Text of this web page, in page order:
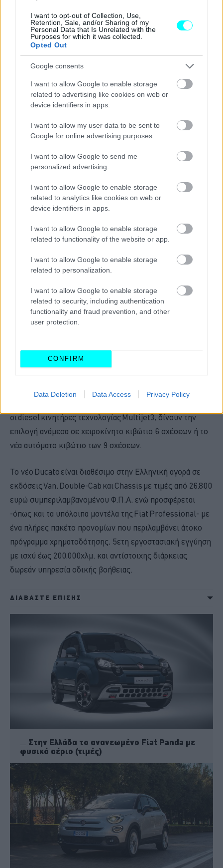
I want to opt-out of Collection, Use,
Retention, Sale, and/or Sharing of my
Personal Data that Is Unrelated with the
Purposes for which it was collected.
Opted Out
Google consents
I want to allow Google to enable storage
related to advertising like cookies on web or
device identifiers in apps.
I want to allow my user data to be sent to
Google for online advertising purposes.
I want to allow Google to send me
personalized advertising.
I want to allow Google to enable storage
related to analytics like cookies on web or
device identifiers in apps.
I want to allow Google to enable storage
related to functionality of the website or app.
I want to allow Google to enable storage
related to personalization.
I want to allow Google to enable storage
related to security, including authentication
functionality and fraud prevention, and other
user protection.
CONFIRM
Data Deletion Data Access Privacy Policy
Η συνολική αναβάθμιση του μοντέλου περιλαμβάνει και
την εφαρμογή κινητήρων προδιαγραφών Euro6D-Final για
ακόμα μεγαλύτερη αποδοτικότητα χωρίς κανένα
συμβιβασμό στον τομέα της αξιοπιστίας και του κόστους
οι diesel κινητήρες τεχνολογίας Multijet3, δίνουν την
επιλογή ανάμεσα σε χειροκίνητο κιβώτιο 6 σχέσεων ή το
νέα αυτόματο κιβώτιο των 9 σχέσεων.
Το νέο Ducato είναι διαθέσιμο στην Ελληνική αγορά σε
εκδόσεις Van, Double-Cab και Chassis με τιμές από 26.800
ευρώ συμπεριλαμβανομένου Φ.Π.Α, ενώ προσφέρεται
-όπως και τα υπόλοιπα μοντέλα της Fiat Professional- με
ένα πλήρες πακέτο προνομίων που περιλαμβάνει άτοκο
πρόγραμμα χρηματοδότησης, 5ετη εργοστασιακή εγγύηση
με ισχύ έως 200.000χλμ. και αντίστοιχης διάρκειας
δωρεάν υπηρεσία οδικής βοήθειας.
ΔΙΑΒΑΣΤΕ ΕΠΙΣΗΣ
Στην Ελλάδα το ανανεωμένο Fiat Panda με
φυσικό αέριο (τιμές)